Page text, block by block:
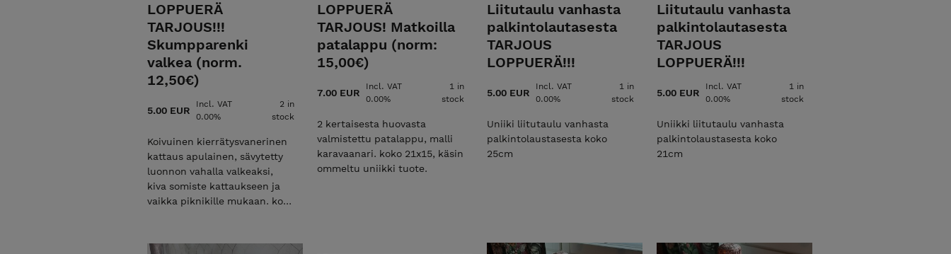
LOPPUERÄ
TARJOUS!!!
Skumpparenki
valkea (norm.
12,50€)
5.00 EUR
Incl. VAT
0.00%
2 in
stock
Koivuinen kierrätysvanerinen
kattaus apulainen, sävytetty
luonnon vahalla valkeaksi,
kiva somiste kattaukseen ja
vaikka piknikille mukaan. koko
LOPPUERÄ
TARJOUS! Matkoilla
patalappu (norm:
15,00€)
7.00 EUR
Incl. VAT
0.00%
1 in
stock
2 kertaisesta huovasta
valmistettu patalappu, malli
karavaanari. koko 21x15, käsin
ommeltu uniikki tuote.
Liitutaulu vanhasta
palkintolautasesta
TARJOUS
LOPPUERÄ!!!
5.00 EUR
Incl. VAT
0.00%
1 in
stock
Uniiki liitutaulu vanhasta
palkintolaustasesta koko
25cm
Liitutaulu vanhasta
palkintolautasesta
TARJOUS
LOPPUERÄ!!!
5.00 EUR
Incl. VAT
0.00%
1 in
stock
Uniikki liitutaulu vanhasta
palkintolaustasesta koko
21cm